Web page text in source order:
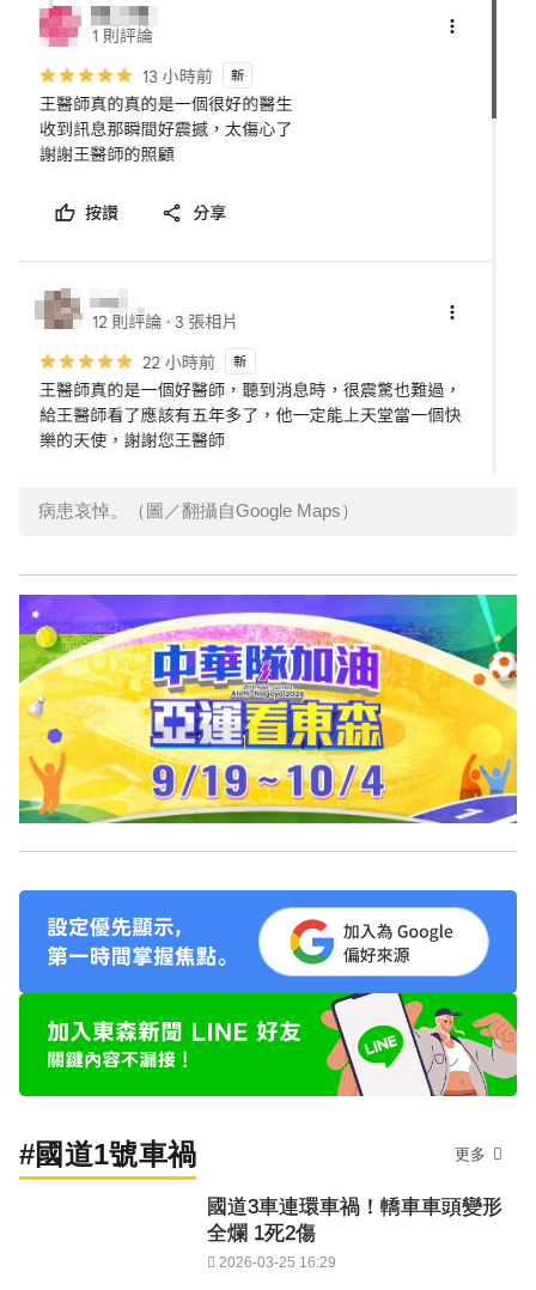
病患哀悼。（圖／翻攝自Google Maps）
#國道1號車禍 更多
國道3車連環車禍！轎車車頭變形
全爛 1死2傷
2026-03-25 16:29